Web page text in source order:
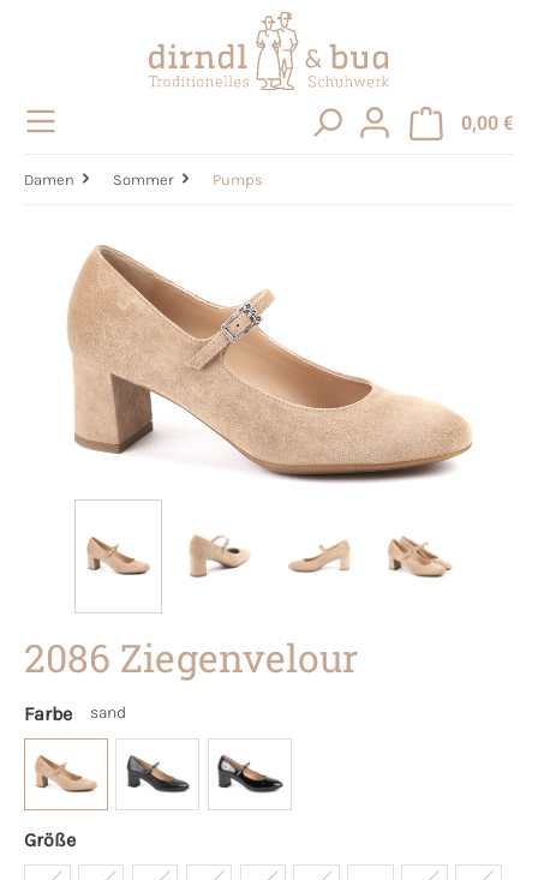
0,00 €
Damen Sommer Pumps
Bildergalerie überspringen
2086 Ziegenvelour
Farbe sand
Größe